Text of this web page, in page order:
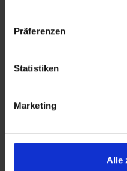
Präferenzen
Statistiken
Marketing
Alle
DHL Express ist der
Expresspaket- und
dafür die hohen